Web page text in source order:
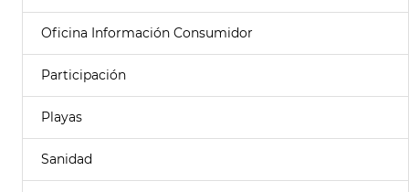
Oficina Información Consumidor
Participación
Playas
Sanidad